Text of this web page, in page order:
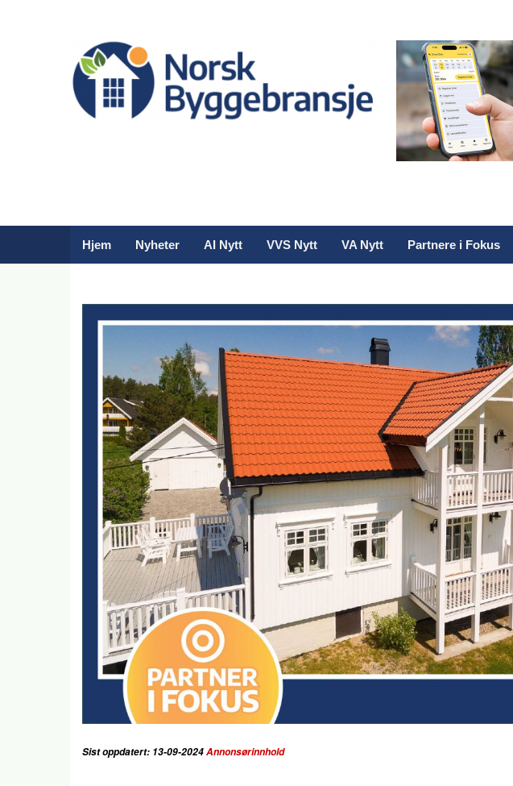
Hjem Nyheter AI Nytt VVS Nytt VA Nytt Partnere i Fokus
Sist oppdatert: 13-09-2024Annonsørinnhold